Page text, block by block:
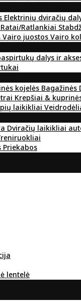
Elektrinių dviračių
Ratai/Ratlankiai
Vairo juostos Vairo
dalys ir
kojelės Bagažinės
Krepšiai &
laikikliai
Dviračių laikikliai
Priekabos
lentelė